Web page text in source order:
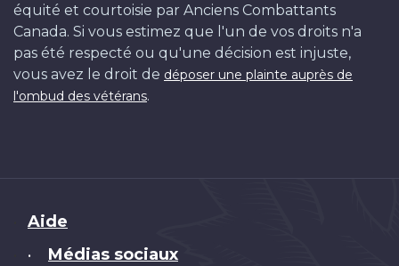
équité et courtoisie par Anciens Combattants
Canada. Si vous estimez que l'un de vos droits n'a
pas été respecté ou qu'une décision est injuste,
vous avez le droit de déposer une plainte auprès de
l'ombud des vétérans.
Brand
Aide
• Médias sociaux